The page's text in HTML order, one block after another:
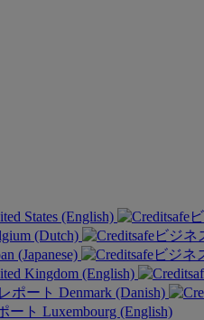
States (English)
(Dutch)
(Japanese)
Kingdom (English)
Denmark (Danish)
Luxembourg (English)